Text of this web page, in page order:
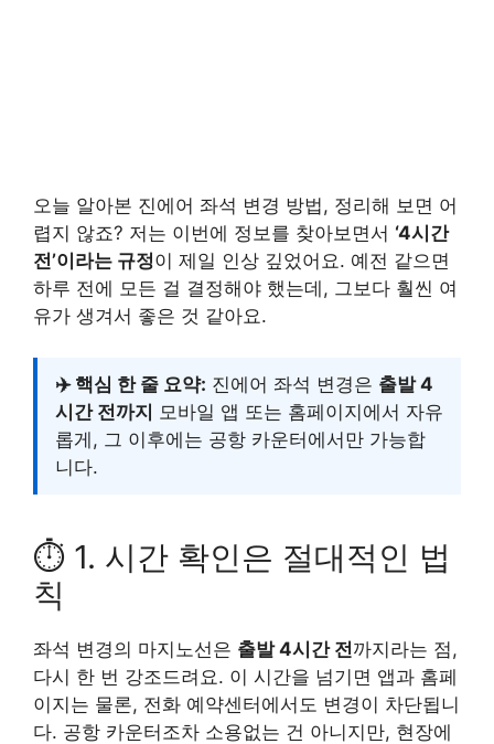
오늘 알아본 진에어 좌석 변경 방법, 정리해 보면 어
렵지 않죠? 저는 이번에 정보를 찾아보면서 ‘4시간
전’이라는 규정이 제일 인상 깊었어요. 예전 같으면
하루 전에 모든 걸 결정해야 했는데, 그보다 훨씬 여
유가 생겨서 좋은 것 같아요.
✈️ 핵심 한 줄 요약: 진에어 좌석 변경은 출발 4
시간 전까지 모바일 앱 또는 홈페이지에서 자유
롭게, 그 이후에는 공항 카운터에서만 가능합
니다.
⏱️ 1. 시간 확인은 절대적인 법
칙
좌석 변경의 마지노선은 출발 4시간 전까지라는 점,
다시 한 번 강조드려요. 이 시간을 넘기면 앱과 홈페
이지는 물론, 전화 예약센터에서도 변경이 차단됩니
다. 공항 카운터조차 소용없는 건 아니지만, 현장에